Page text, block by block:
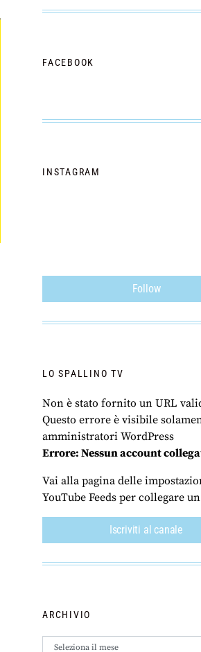
FACEBOOK
INSTAGRAM
Follow
LO SPALLINO TV
Non è stato fornito un URL
Questo errore è visibile
amministratori WordPress
Errore: Nessun account
Vai alla pagina delle
YouTube Feeds per collegare
Iscriviti al canale
ARCHIVIO
Archivio